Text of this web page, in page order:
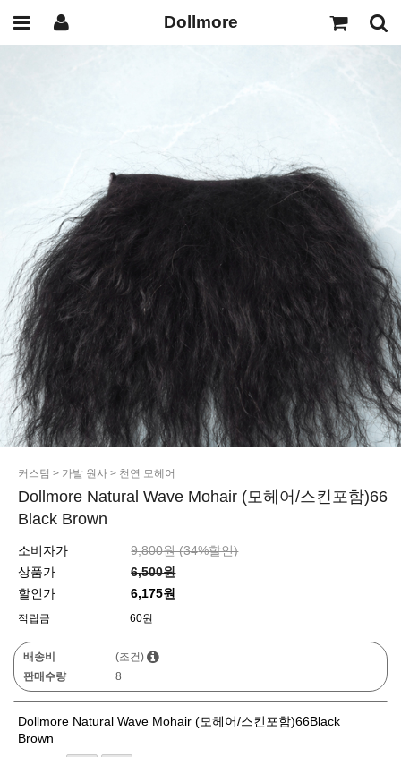
Dollmore
커스텀 > 가발 원사 > 천연 모헤어
Dollmore Natural Wave Mohair (모헤어/스킨포함)66
Black Brown
소비자가 9,800원 (34%할인)
상품가
6,500원
할인가
6,175원
적립금 60원
배송비
(조건)
판매수량
8
Dollmore Natural Wave Mohair (모헤어/스킨포함)66Black
Brown